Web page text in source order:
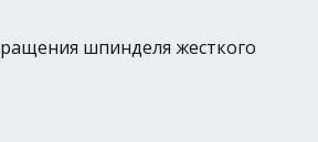
шпинделя жесткого